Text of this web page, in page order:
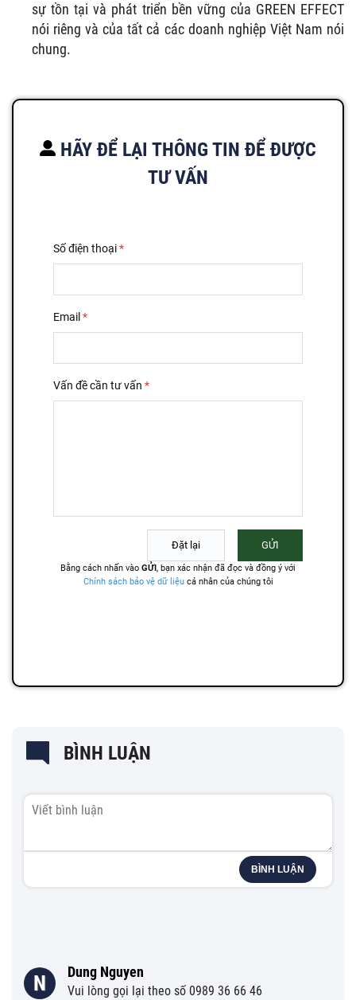
sự tồn tại và phát triển bền vững của GREEN EFFECT
nói riêng và của tất cả các doanh nghiệp Việt Nam nói
chung.
HÃY ĐỂ LẠI THÔNG TIN ĐỂ ĐƯỢC
TƯ VẤN
BÌNH LUẬN
BÌNH LUẬN
N Dung Nguyen
Vui lòng gọi lại theo số 0989 36 66 46